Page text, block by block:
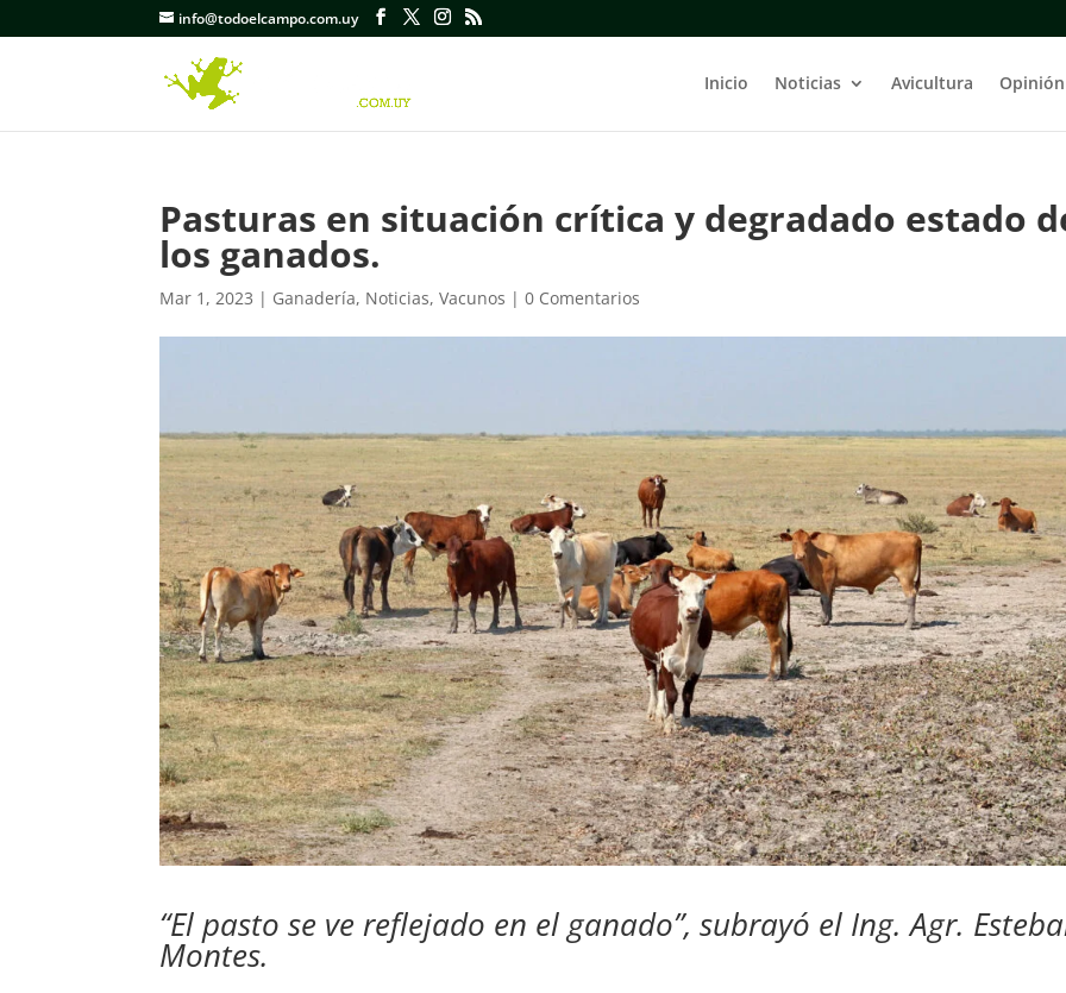
info@todoelcampo.com.uy
Inicio Noticias Avicultura Opinión
Pasturas en situación crítica y degradado estado
los ganados.
Mar 1, 2023 | Ganadería, Noticias,Vacunos |0 Comentarios
“El pasto se ve reflejado en el ganado”, subrayó el Ing. Agr.
Montes.